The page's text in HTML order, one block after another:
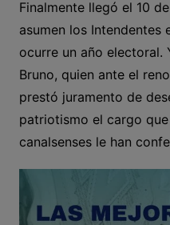
Finalmente llegó el 10
asumen los Intendentes
ocurre un año electoral.
Bruno, quien ante el
prestó juramento de
patriotismo el cargo
canalsenses le han